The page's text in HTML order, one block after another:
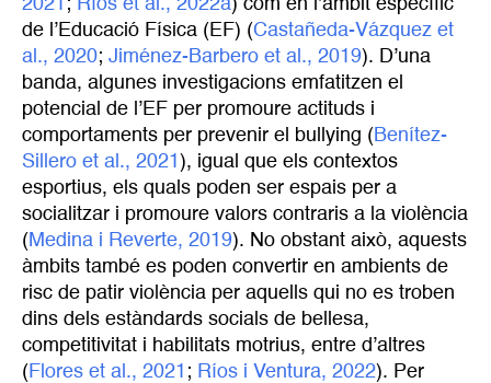
2021 ; Ríos et al., 2022a) com en l’àmbit específic
de l’Educació Física (EF) (Castañeda-Vázquez et
al., 2020; Jiménez-Barbero et al., 2019). D’una
banda, algunes investigacions emfatitzen el
potencial de l’EF per promoure actituds i
comportaments per prevenir el bullying ( Benítez-
Sillero et al., 2021 ), igual que els contextos
esportius, els quals poden ser espais per a
socialitzar i promoure valors contraris a la violència
( Medina i Reverte, 2019). No obstant això, aquests
àmbits també es poden convertir en ambients de
risc de patir violència per aquells qui no es troben
dins dels estàndards socials de bellesa,
competitivitat i habilitats motrius, entre d’altres
( Flores et al., 2021 ; Ríos i Ventura, 2022). Per